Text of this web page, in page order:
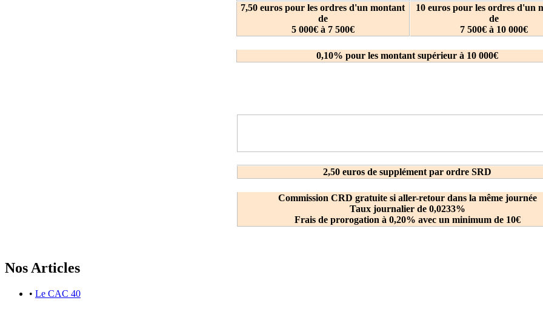
7,50 euros pour les ordres d'un montant
de
5 000€ à 7 500€
10 euros pour les ordres d'un
de
7 500€ à 10 000€
0,10% pour les montant supérieur à 10 000€
2,50 euros de supplément par ordre SRD
Commission CRD gratuite si aller-retour dans la même journée
Taux journalier de 0,0233%
Frais de prorogation à 0,20% avec un minimum de 10€
Nos Articles
• Le CAC 40